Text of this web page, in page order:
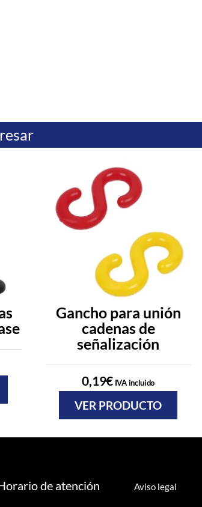
Gancho para unión
cadenas de
señalización
0,19€ IVA incluido
VER PRODUCTO
de atención Aviso legal